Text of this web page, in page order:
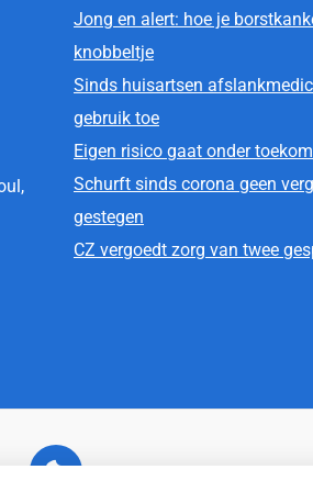
Jong en alert: hoe je
knobbeltje
Sinds huisartsen
gebruik toe
Eigen risico gaat onder
Schurft sinds corona geen
gestegen
CZ vergoedt zorg van twee